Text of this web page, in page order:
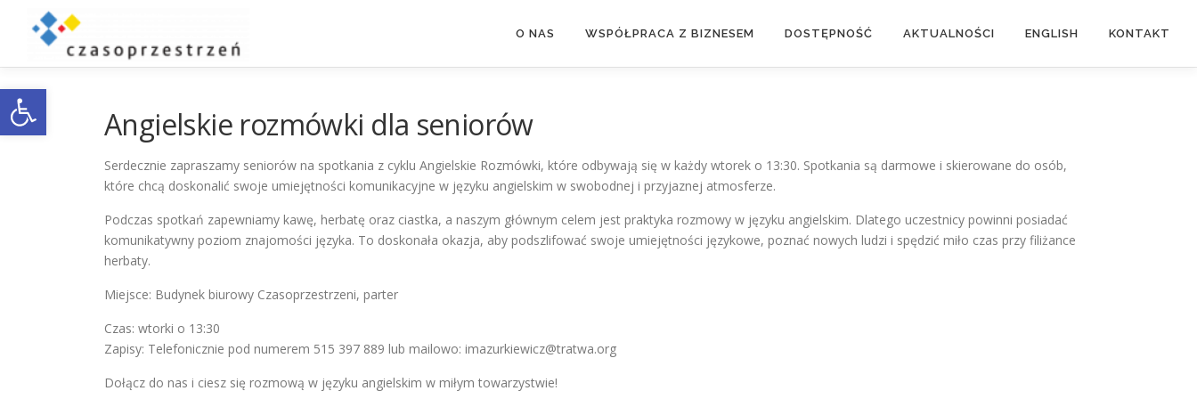
Otwórz pasek narzędzi
O NAS WSPÓŁPRACA Z BIZNESEM DOSTĘPNOŚĆ AKTUALNOŚCI ENGLISH KONTAKT
Angielskie rozmówki dla seniorów
Serdecznie zapraszamy seniorów na spotkania z cyklu Angielskie Rozmówki, które odbywają się w każdy wtorek o 13:30. Spotkania są darmowe i skierowane do osób,
które chcą doskonalić swoje umiejętności komunikacyjne w języku angielskim w swobodnej i przyjaznej atmosferze.
Podczas spotkań zapewniamy kawę, herbatę oraz ciastka, a naszym głównym celem jest praktyka rozmowy w języku angielskim. Dlatego uczestnicy powinni posiadać
komunikatywny poziom znajomości języka. To doskonała okazja, aby podszlifować swoje umiejętności językowe, poznać nowych ludzi i spędzić miło czas przy filiżance
herbaty.
Miejsce: Budynek biurowy Czasoprzestrzeni, parter
Czas: wtorki o 13:30
Zapisy: Telefonicznie pod numerem 515 397 889 lub mailowo: imazurkiewicz@tratwa.org
Dołącz do nas i ciesz się rozmową w języku angielskim w miłym towarzystwie!